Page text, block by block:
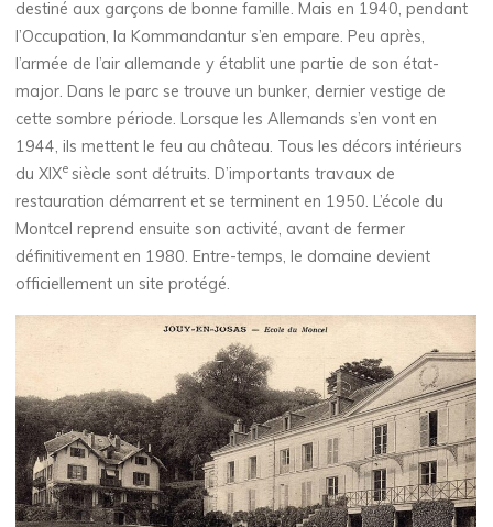
destiné aux garçons de bonne famille. Mais en 1940, pendant
l’Occupation, la Kommandantur s’en empare. Peu après,
l’armée de l’air allemande y établit une partie de son état-
major. Dans le parc se trouve un bunker, dernier vestige de
cette sombre période. Lorsque les Allemands s’en vont en
1944, ils mettent le feu au château. Tous les décors intérieurs
du XIXe siècle sont détruits. D’importants travaux de
restauration démarrent et se terminent en 1950. L’école du
Montcel reprend ensuite son activité, avant de fermer
définitivement en 1980. Entre-temps, le domaine devient
officiellement un site protégé.